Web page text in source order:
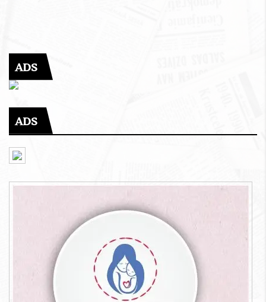
ADS
ADS